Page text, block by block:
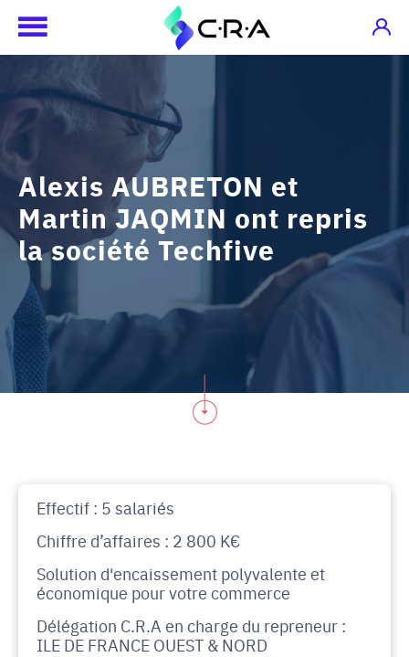
Alexis AUBRETON et
Martin JAQMIN ont repris
la société Techfive
Effectif : 5 salariés
Chiffre d’affaires : 2 800 K€
Solution d'encaissement polyvalente et
économique pour votre commerce
Délégation C.R.A en charge du repreneur :
ILE DE FRANCE OUEST & NORD